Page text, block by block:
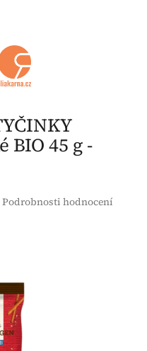
BIO 45 g -
produktu je 0,0 z 5
Podrobnosti hodnocení